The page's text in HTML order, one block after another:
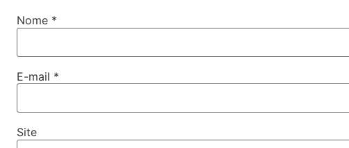
Nome *
E-mail *
Site